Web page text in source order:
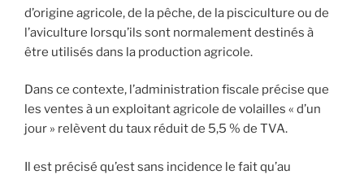
d’origine agricole, de la pêche, de la pisciculture ou de
l’aviculture lorsqu’ils sont normalement destinés à
être utilisés dans la production agricole.
Dans ce contexte, l’administration fiscale précise que
les ventes à un exploitant agricole de volailles « d’un
jour » relèvent du taux réduit de 5,5 % de TVA.
Il est précisé qu’est sans incidence le fait qu’au